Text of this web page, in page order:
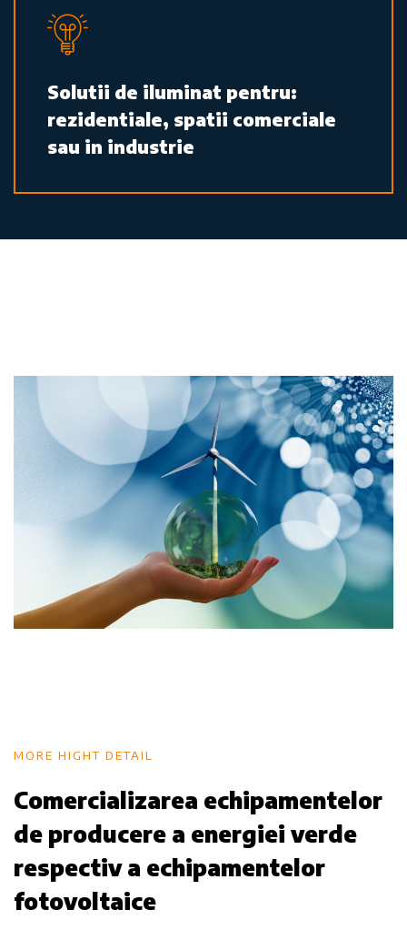
Solutii de iluminat pentru:
rezidentiale, spatii comerciale
sau in industrie
MORE HIGHT DETAIL
Comercializarea echipamentelor
de producere a energiei verde
respectiv a echipamentelor
fotovoltaice